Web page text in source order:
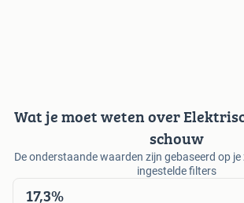
Wat je moet weten over
schouw
De onderstaande waarden zijn gebaseerd op
ingestelde filters
17,3%